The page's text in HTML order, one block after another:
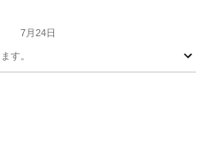
7月24日
す。